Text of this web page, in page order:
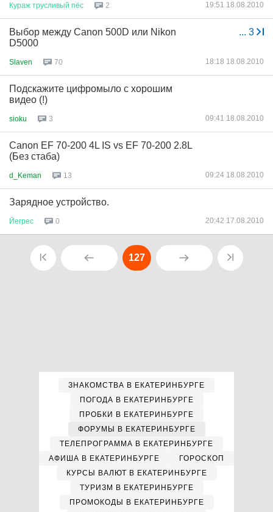
Кураж трусливый пёс 2 19:51 18.08.2010
... 3
Выбор между Сanon 500D или Nikon
D5000
Slaven 70 18:18 18.08.2010
Подскажите цифромыло с хорошим
видео (!)
sioku 3 09:41 18.08.2010
Canon EF 70-200 4L IS vs EF 70-200 2.8L
(Без стаба)
d_Keman 13 09:24 18.08.2010
Зарядное устройство.
Йегрес 0 20:42 17.08.2010
127
ЗНАКОМСТВА В ЕКАТЕРИНБУРГЕ
ПОГОДА В ЕКАТЕРИНБУРГЕ
ПРОБКИ В ЕКАТЕРИНБУРГЕ
ФОРУМЫ В ЕКАТЕРИНБУРГЕ
ТЕЛЕПРОГРАММА В ЕКАТЕРИНБУРГЕ
АФИША В ЕКАТЕРИНБУРГЕ
ГОРОСКОП
КУРСЫ ВАЛЮТ В ЕКАТЕРИНБУРГЕ
ТУРИЗМ В ЕКАТЕРИНБУРГЕ
ПРОМОКОДЫ В ЕКАТЕРИНБУРГЕ